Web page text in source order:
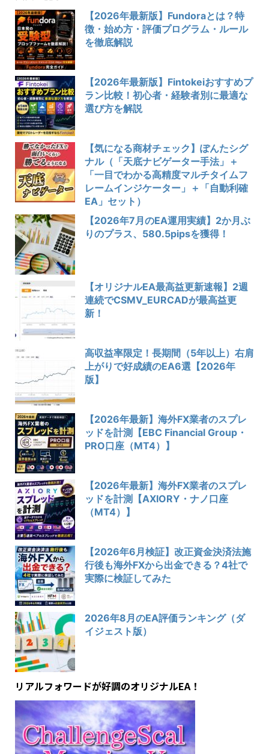
【2026年最新版】Fundoraとは？特
徴・始め方・評価プログラム・ルール
を徹底解説
【2026年最新版】Fintokeiおすすめプ
ラン比較！初心者・経験者別に最適な
選び方を解説
【気になる商材チェック】ぽんたシグ
ナル（「天底ナビゲーター手法」＋
「一目でわかる高精度マルチタイムフ
レームインジケーター」＋「自動利確
EA」セット）
【2026年7月のEA運用実績】2か月ぶ
りのプラス、580.5pipsを獲得！
【オリジナルEA最高益更新速報】2週
連続でCSMV_EURCADが最高益更
新！
高収益率限定！長期間（5年以上）右肩
上がりで好成績のEA6選【2026年
版】
【2026年最新】海外FX業者のスプレ
ッドを計測【EBC Financial Group・
PRO口座（MT4）】
【2026年最新】海外FX業者のスプレ
ッドを計測【AXIORY・ナノ口座
（MT4）】
【2026年6月検証】改正資金決済法施
行後も海外FXから出金できる？4社で
実際に検証してみた
2026年8月のEA評価ランキング（ダ
イジェスト版）
リアルフォワードが好調のオリジナルEA！